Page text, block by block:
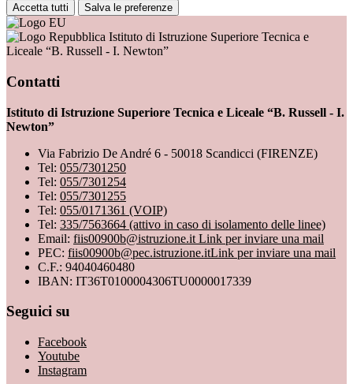
Accetta tutti Salva le preferenze
Istituto di Istruzione Superiore Tecnica e
Liceale “B. Russell - I. Newton”
Contatti
Istituto di Istruzione Superiore Tecnica e Liceale “B. Russell - I.
Newton”
Via Fabrizio De André 6 - 50018 Scandicci (FIRENZE)
Tel: 055/7301250
Tel: 055/7301254
Tel: 055/7301255
Tel: 055/0171361 (VOIP)
Tel: 335/7563664 (attivo in caso di isolamento delle linee)
Email: fiis00900b@istruzione.it Link per inviare una mail
PEC: fiis00900b@pec.istruzione.itLink per inviare una mail
C.F.: 94040460480
IBAN: IT36T0100004306TU0000017339
Seguici su
Facebook
Youtube
Instagram